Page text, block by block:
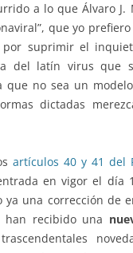
a lo que Álvaro
que yo
por suprimir el
del latín virus que
que no sea un
dictadas
artículos 40 y 41 del
en vigor el día
ya una corrección de
han recibido una